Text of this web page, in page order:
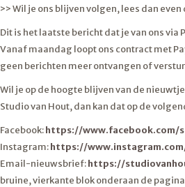
>> Wil je ons blijven volgen, lees dan even
Dit is het laatste bericht dat je van ons via
Vanaf maandag loopt ons contract met
geen berichten meer ontvangen of
Wil je op de hoogte blijven van de
Studio van Hout, dan kan dat op de
Facebook:https://www.facebook.com/
Instagram:https://
Email-nieuwsbrief:https://
bruine, vierkante blok onderaan de